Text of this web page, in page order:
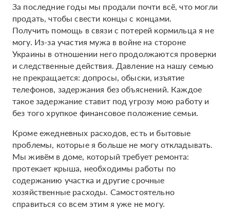
За последние годы мы продали почти всё, что могли
продать, чтобы свести концы с концами.
Получить помощь в связи с потерей кормильца я не
могу. Из-за участия мужа в войне на стороне
Украины в отношении него продолжаются проверки
и следственные действия. Давление на нашу семью
не прекращается: допросы, обыски, изъятие
телефонов, задержания без объяснений. Каждое
такое задержание ставит под угрозу мою работу и
без того хрупкое финансовое положение семьи.
Кроме ежедневных расходов, есть и бытовые
проблемы, которые я больше не могу откладывать.
Мы живём в доме, который требует ремонта:
протекает крыша, необходимы работы по
содержанию участка и другие срочные
хозяйственные расходы. Самостоятельно
справиться со всем этим я уже не могу.